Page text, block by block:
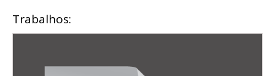
Trabalhos: